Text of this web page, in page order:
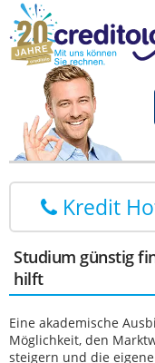
Kredit
Studium günstig
hilft
Eine akademische
Möglichkeit, den
steigern und die